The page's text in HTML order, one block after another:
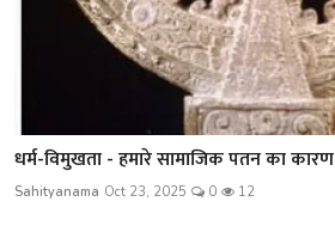
धर्म-विमुखता - हमारे सामाजिक पतन का कारण
Sahityanama Oct 23, 2025 0 12